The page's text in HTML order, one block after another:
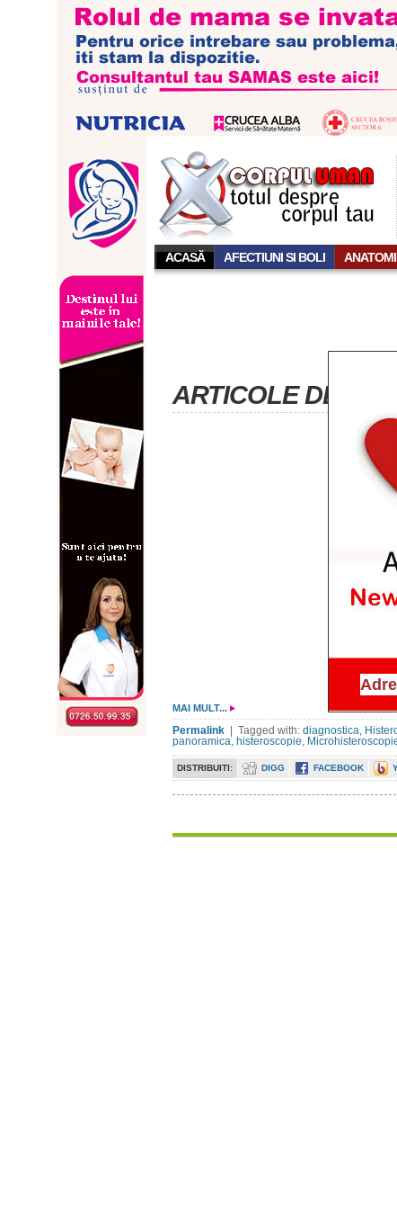
ACASĂ AFECTIUNI SI BOLI
ARTICOLE
MAI MULT...
Permalink | Tagged with: diagnostica,
panoramica, histeroscopie,
DISTRIBUITI: DIGG FACEBOOK